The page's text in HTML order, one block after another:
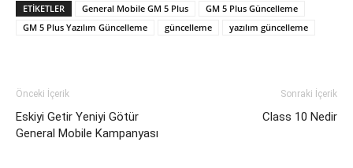
ETIKETLER General Mobile GM 5 Plus
GM 5 Plus Güncelleme
GM 5 Plus Yazılım Güncelleme
güncelleme yazılım güncelleme
Önceki İçerik
Eskiyi Getir Yeniyi Götür
General Mobile Kampanyası
Sonraki İçerik
Class 10 Nedir